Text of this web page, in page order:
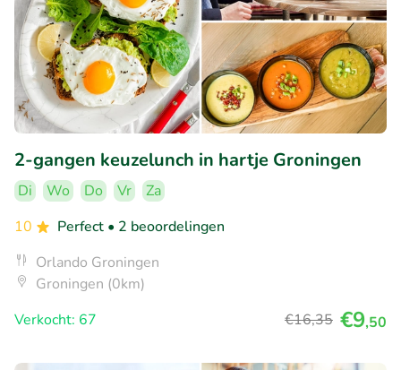
2-gangen keuzelunch in hartje Groningen
Di Wo Do Vr
Za
10
Perfect • 2 beoordelingen
Orlando Groningen
Groningen (0km)
Verkocht: 67
€16,35 €9,50